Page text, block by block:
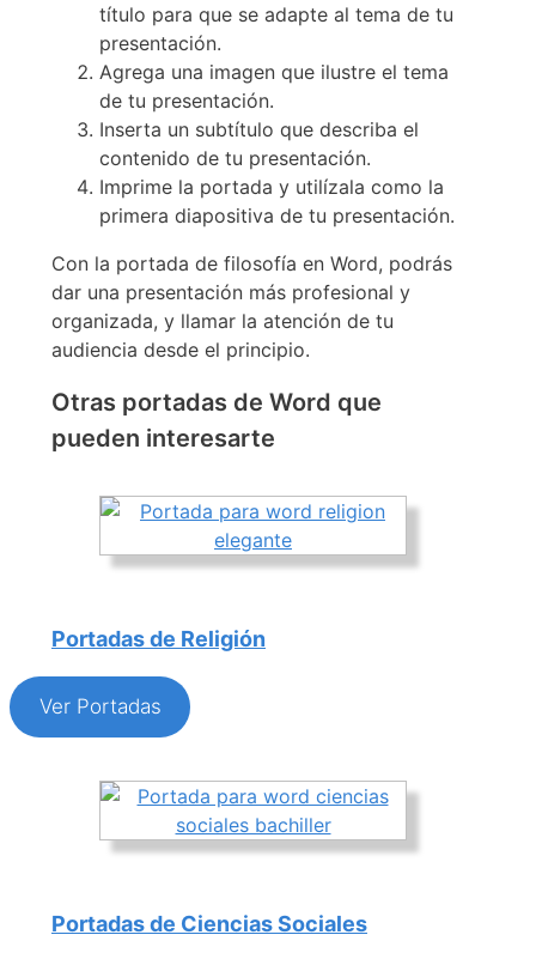
título para que se adapte al tema de tu
presentación.
Agrega una imagen que ilustre el tema
de tu presentación.
Inserta un subtítulo que describa el
contenido de tu presentación.
Imprime la portada y utilízala como la
primera diapositiva de tu presentación.
Con la portada de filosofía en Word, podrás
dar una presentación más profesional y
organizada, y llamar la atención de tu
audiencia desde el principio.
Otras portadas de Word que
pueden interesarte
Portadas de Religión
Ver Portadas
Portadas de Ciencias Sociales